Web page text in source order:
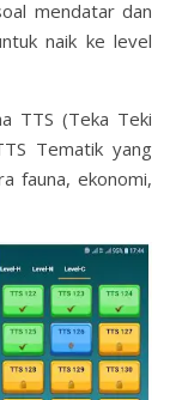
mendatar dan
naik ke level
TTS (Teka Teki
Tematik yang
fauna, ekonomi,